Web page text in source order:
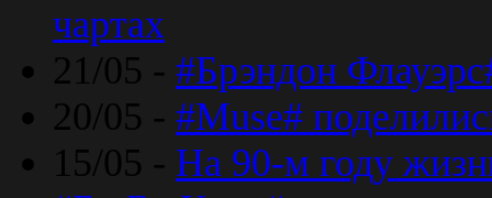
чартах
21/05 - #Брэндон
20/05 - #Muse#
15/05 - На 90-м году